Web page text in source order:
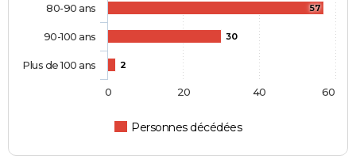
57
30
2
Personnes décédées
80-90 ans
90-100 ans
Plus de 100 ans
0 20 40 60